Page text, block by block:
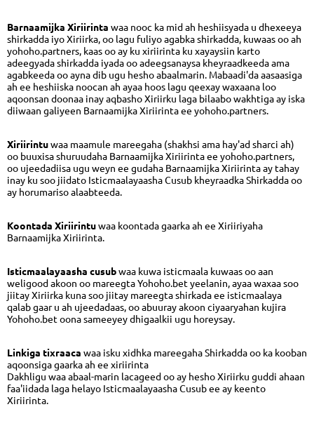
Barnaamijka Xiriirinta waa nooc ka mid ah heshiisyada u dhexeeya
shirkadda iyo Xiriirka, oo lagu fuliyo agabka shirkadda, kuwaas oo ah
yohoho.partners, kaas oo ay ku xiriirinta ku xayaysiin karto
adeegyada shirkadda iyada oo adeegsanaysa kheyraadkeeda ama
agabkeeda oo ayna dib ugu hesho abaalmarin. Mabaadi'da aasaasiga
ah ee heshiiska noocan ah ayaa hoos lagu qeexay waxaana loo
aqoonsan doonaa inay aqbasho Xiriirku laga bilaabo wakhtiga ay iska
diiwaan galiyeen Barnaamijka Xiriirinta ee yohoho.partners.
Xiriirintuwaa maamule mareegaha (shakhsi ama hay'ad sharci ah)
oo buuxisa shuruudaha Barnaamijka Xiriirinta ee yohoho.partners,
oo ujeedadiisa ugu weyn ee gudaha Barnaamijka Xiriirinta ay tahay
inay ku soo jiidato Isticmaalayaasha Cusub kheyraadka Shirkadda oo
ay horumariso alaabteeda.
Koontada Xiriirintuwaa koontada gaarka ah ee Xiriiriyaha
Barnaamijka Xiriirinta.
Isticmaalayaasha cusubwaa kuwa isticmaala kuwaas oo aan
weligood akoon oo mareegta Yohoho.bet yeelanin, ayaa waxaa soo
jiitay Xiriirka kuna soo jiitay mareegta shirkada ee isticmaalaya
qalab gaar u ah ujeedadaas, oo abuuray akoon ciyaaryahan kujira
Yohoho.bet oona sameeyey dhigaalkii ugu horeysay.
Linkiga tixraaca waa isku xidhka mareegaha Shirkadda oo ka kooban
aqoonsiga gaarka ah ee xiriirinta
Dakhligu waa abaal-marin lacageed oo ay hesho Xiriirku guddi ahaan
faa'iidada laga helayo Isticmaalayaasha Cusub ee ay keento
Xiriirinta.